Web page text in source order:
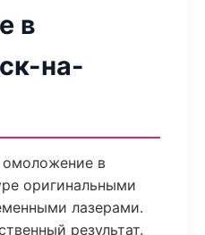
в
на-
омоложение в
оригинальными
лазерами.
результат.